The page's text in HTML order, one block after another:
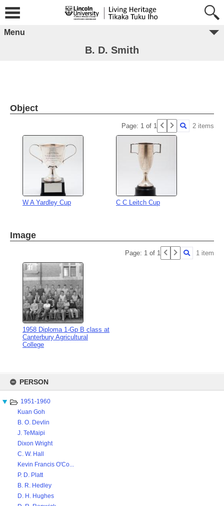
content
PERSON
1951-1960
Kuan Goh
B. O. Devlin
J. TeMaipi
Dixon Wright
C. W. Hall
Kevin Francis O'Co...
P. D. Platt
B. R. Hedley
D. H. Hughes
Menu
B. D. Smith
Object
Page: 1 of 1 2 items
W A Yardley Cup C C Leitch Cup
Image
Page: 1 of 1 1 item
1958 Diploma 1-Gp B class at
Canterbury Agricultural
College